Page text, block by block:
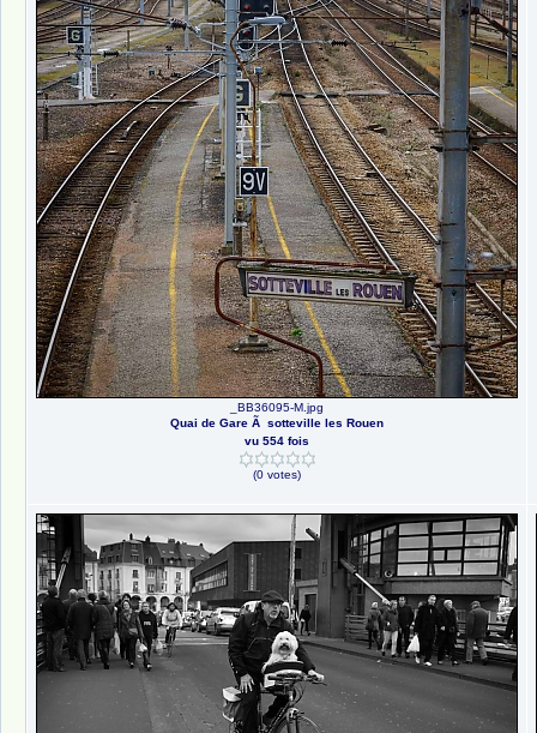
_BB36095-M.jpg
Quai de Gare Ã sotteville les Rouen
vu 554 fois
(0 votes)